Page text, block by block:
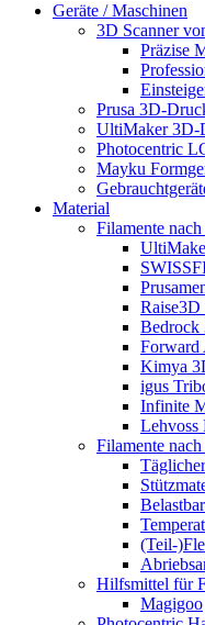
Geräte / Maschinen
3D Scanner
Präzise
Prusa 3D-
UltiMaker 3D-
Photocentric
Mayku
Material
Filamente
Raise3D
Bedrock
Forward
Kimya
igus
Infinite
Lehvoss
Filamente
(Teil-
Hilfsmittel für
Magigoo